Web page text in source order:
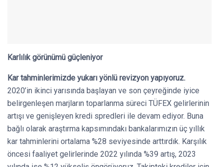
Karlılık görünümü güçleniyor
Kar tahminlerimizde yukarı yönlü revizyon yapıyoruz.
2020’in ikinci yarısında başlayan ve son çeyreğinde iyice
belirgenleşen marjların toparlanma süreci TÜFEX gelirlerinin
artışı ve genişleyen kredi spredleri ile devam ediyor. Buna
bağlı olarak araştırma kapsımındakı bankalarımızın üç yıllık
kar tahminlerini ortalama %28 seviyesinde arttırdık. Karşılık
öncesi faaliyet gelirlerinde 2022 yılında %39 artış, 2023